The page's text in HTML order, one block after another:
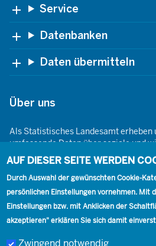
Footer Service
Datenbanken
Daten übermitteln
Über uns
Als Statistisches Landesamt
umfassende Daten über soziale und
Gegebenheiten. Dabei sind wir den
Objektivität, wissenschaftlichen
statistischen Geheimhaltung
Footer
Kontakt
Kontakt Presse Karriere
AUF DIESER SEITE WERDEN
Durch Auswahl der gewünschten Cookie-
persönlichen Einstellungen vornehmen. Mit
Einstellungen bzw. mit Anklicken der
akzeptieren" erklären Sie sich damit
Zwingend notwendig